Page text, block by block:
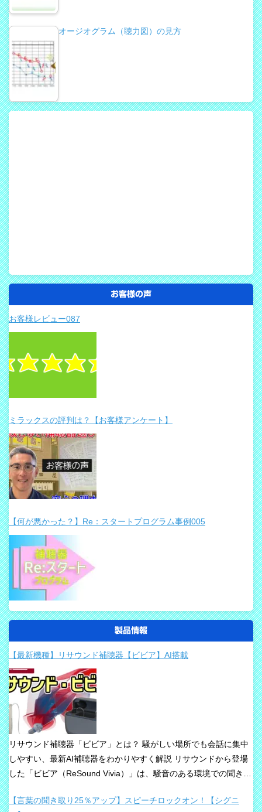
オージオグラム（聴力図）の見方
お客様の声
お客様レビュー087
ミラックスの評判は？【お客様アンケート】
【何が悪かった？】Re：スタートプログラム事例005
製品情報
【最新機種】リサウンド補聴器【ビビア】AI搭載
リサウンド補聴器「ビビア」とは？ 騒がしい場所でも会話に集中
しやすい、最新AI補聴器をわかりやすく解説 リサウンドから登場
した「ビビア（ReSound Vivia）」は、騒音のある環境での聞き取
「騒音下でも鮮やかな聞き取り」、「世界最小AI補聴器」、
【言葉の聞き取り25％アップ】スピーチロックオン！【シグニ